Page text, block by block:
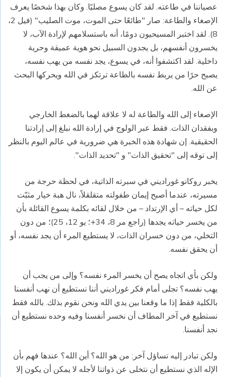
عصياننا في طاعته. لقد كان يسوع مصليًا. وكان بهذا شخصًا يعرف
الإصغاء والطاعة: صار "طائعًا حتى الموت، موت الصليب" (فيل 2،
8). لقد اختبر المسيحيون دومًا، أنه باستسلامهم لإرادة الآب، لا
يخسرون أنفسهم، بل يجدون السبيل نحو هوية عميقة وحرية
داخلية. لقد اكتشفوا أنه، في يسوع، يجد نفسه من يهب نفسه،
يصبح حرًا من يربط نفسه بالطاعة ترتكز في الله ويحركها البحث
عن الله.
الإصغاء إلى الله والطاعة له لا علاقة لهما بالضغط الخارجي
وبفقدان الذات. فقط عبر الولوج في إرادة الله نبلغ إلى إرادتنا
الحقيقية. إن شهادة هذه الخبرة هي ضرورية في عالم اليوم بالنظر
إلى توقه إلى "تحقيق الذات" و "تحديد الذات".
يخبر روكانو غوراديني في سبرته الذاتية، في لحظة حرجة من
مسيرته، عندما أصبح إيمان طفولته متقلقلاً، نال هبة خيار مثبّت
لكل حياته – أي الإرتداد – من خلال لقائه بكلمة يسوع القائلة بأن
من يخسر حياته يجدها (راجع مر 8، 34+؛ يو 12، 25)؛ من دون
التخلي، من دون خسران الذات، لا يستطيع المرء أن يجد نفسه، أو
أن يحقق نفسه.
ولكن بأي اتجاه يصح أن يخسر المرء نفسه؟ وإلى من يجب أن
يهب نفسه؟ تجلى أمام فكر غوراديني أننا نستطيع أن نهب أنفسنا
بالكلية فقط إذا ما وقعنا بين يدي الله ونحن نقوم بذلك. بالله فقط
نستطيع في آخر المطاف أن نخسر أنفسنا وفيه وحده نستطيع أن
نجد أنفسنا.
ولكن تبادر إليه تساؤل آخر: من هو الله؟ أين الله؟ عندها فهم بأن
الإله الذي نستطيع أن نتخلى عن ذواتنا لأجله لا يمكن أن يكون إلا